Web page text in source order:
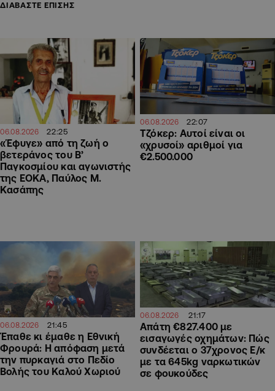
ΔΙΑΒΑΣΤΕ ΕΠΙΣΗΣ
06.08.2026 22:25
«Έφυγε» από τη ζωή ο
βετεράνος του Β’
Παγκοσμίου και αγωνιστής
της ΕΟΚΑ, Παύλος Μ.
Κασάπης
06.08.2026 22:07
Τζόκερ: Αυτοί είναι οι
«χρυσοί» αριθμοί για
€2.500.000
06.08.2026 21:45
Έπαθε κι έμαθε η Εθνική
Φρουρά: Η απόφαση μετά
την πυρκαγιά στο Πεδίο
Βολής του Καλού Χωριού
06.08.2026 21:17
Απάτη €827.400 με
εισαγωγές οχημάτων: Πώς
συνδέεται ο 37χρονος Ε/κ
με τα 645kg ναρκωτικών
σε φουκούδες